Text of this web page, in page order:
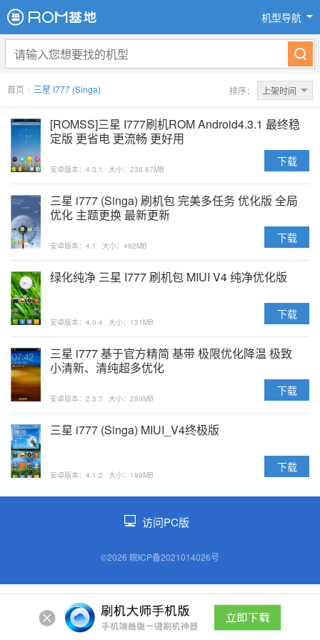
机型导航
首页 > 三星 I777 (Singa) 排序： 上架时间
[ROMSS]三星 I777刷机ROM Android4.3.1 最终稳
定版 更省电 更流畅 更好用
安卓版本：4.3.1 大小：238.67MB
下载
三星 i777 (Singa) 刷机包 完美多任务 优化版 全局
优化 主题更换 最新更新
安卓版本：4.1 大小：492MB
下载
绿化纯净 三星 I777 刷机包 MIUI V4 纯净优化版
安卓版本：4.0.4 大小：131MB
下载
三星 i777 基于官方精简 基带 极限优化降温 极致
小清新、清纯超多优化
安卓版本：2.3.7 大小：289MB
下载
三星 i777 (Singa) MIUI_V4终极版
安卓版本：4.1.2 大小：199MB
下载
访问PC版
©2026 皖ICP备2021014026号